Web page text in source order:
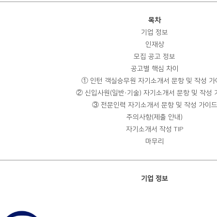
목차
기업 정보
인재상
모집 공고 정보
공고별 핵심 차이
① 인턴 객실승무원 자기소개서 문항 및 작성 가
② 신입사원(일반·기술) 자기소개서 문항 및 작성
③ 전문인력 자기소개서 문항 및 작성 가이드
주의사항(제출 안내)
자기소개서 작성 TIP
마무리
기업 정보